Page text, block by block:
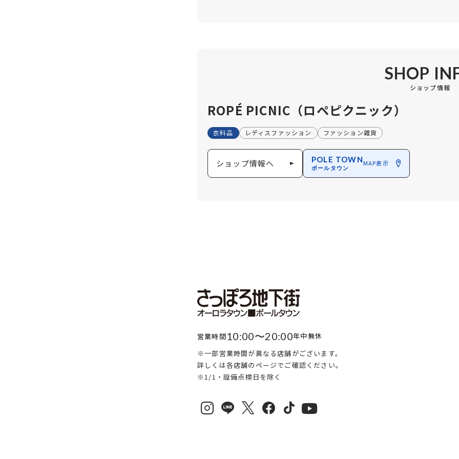
SHOP
ショップ情報
ROPÉ PICNIC（ロペピクニック）
衣料品 レディスファッション ファッション雑貨
ショップ情報へ POLE TOWN
ポールタウン
MAP表示
営業時間10:00〜20:00年中無休
※一部営業時間が異なる店舗がございます。
詳しくは各店舗のページでご確認ください。
※1/1・設備点検日を除く